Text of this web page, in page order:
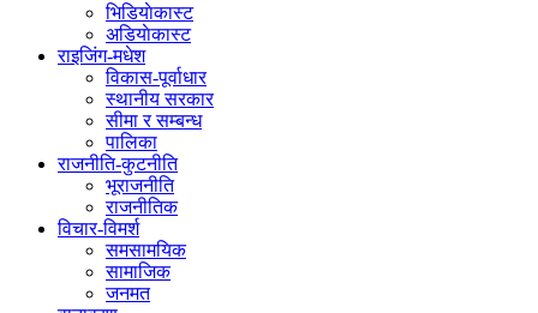
भिडियाेकास्ट
अडियाेकास्ट
राइजिंग-मधेश
विकास-पूर्वाधार
स्थानीय सरकार
सीमा र सम्बन्ध
पालिका
राजनीति-कुटनीति
भूराजनीति
राजनीतिक
विचार-विमर्श
समसामयिक
सामाजिक
जनमत